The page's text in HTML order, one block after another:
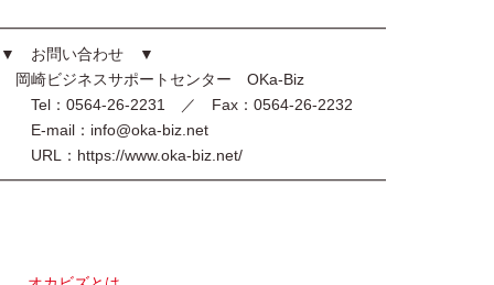
━━━━━━━━━━━━━━━━━━━━━━━━━
▼ お問い合わせ ▼
岡崎ビジネスサポートセンター OKa-Biz
Tel：0564-26-2231 ／ Fax：0564-26-2232
E-mail：info@oka-biz.net
URL：https://www.oka-biz.net/
━━━━━━━━━━━━━━━━━━━━━━━━━